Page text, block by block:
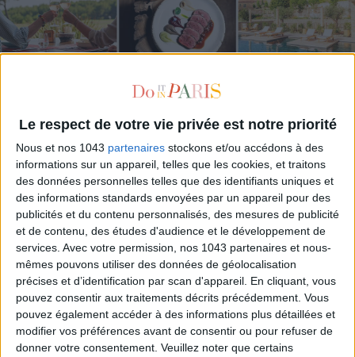
Le respect de votre vie privée est notre priorité
Nous et nos 1043 partenaires stockons et/ou accédons à des
informations sur un appareil, telles que les cookies, et traitons
des données personnelles telles que des identifiants uniques et
des informations standards envoyées par un appareil pour des
publicités et du contenu personnalisés, des mesures de publicité
et de contenu, des études d'audience et le développement de
services. Avec votre permission, nos 1043 partenaires et nous-
mêmes pouvons utiliser des données de géolocalisation
précises et d’identification par scan d'appareil. En cliquant, vous
pouvez consentir aux traitements décrits précédemment. Vous
pouvez également accéder à des informations plus détaillées et
modifier vos préférences avant de consentir ou pour refuser de
donner votre consentement. Veuillez noter que certains
THE MOST STYLISH LUGGAGE FOR TRAVELING IN STYLE